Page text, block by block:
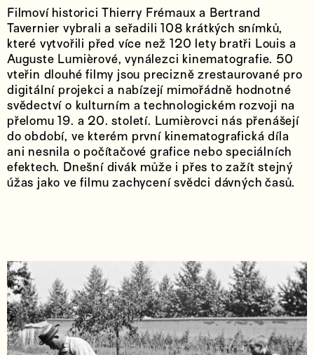
Filmoví historici Thierry Frémaux a Bertrand
Tavernier vybrali a seřadili 108 krátkých snímků,
které vytvořili před více než 120 lety bratři Louis a
Auguste Lumièrové, vynálezci kinematografie. 50
vteřin dlouhé filmy jsou precizně zrestaurované pro
digitální projekci a nabízejí mimořádně hodnotné
svědectví o kulturním a technologickém rozvoji na
přelomu 19. a 20. století. Lumièrovci nás přenášejí
do období, ve kterém první kinematografická díla
ani nesnila o počítačové grafice nebo speciálních
efektech. Dnešní divák může i přes to zažít stejný
úžas jako ve filmu zachycení svědci dávných časů.